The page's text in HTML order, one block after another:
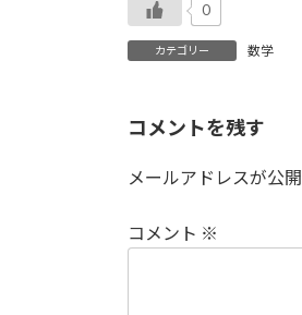
0
カテゴリー 数学
コメントを残す
メールアドレスが公
コメント ※